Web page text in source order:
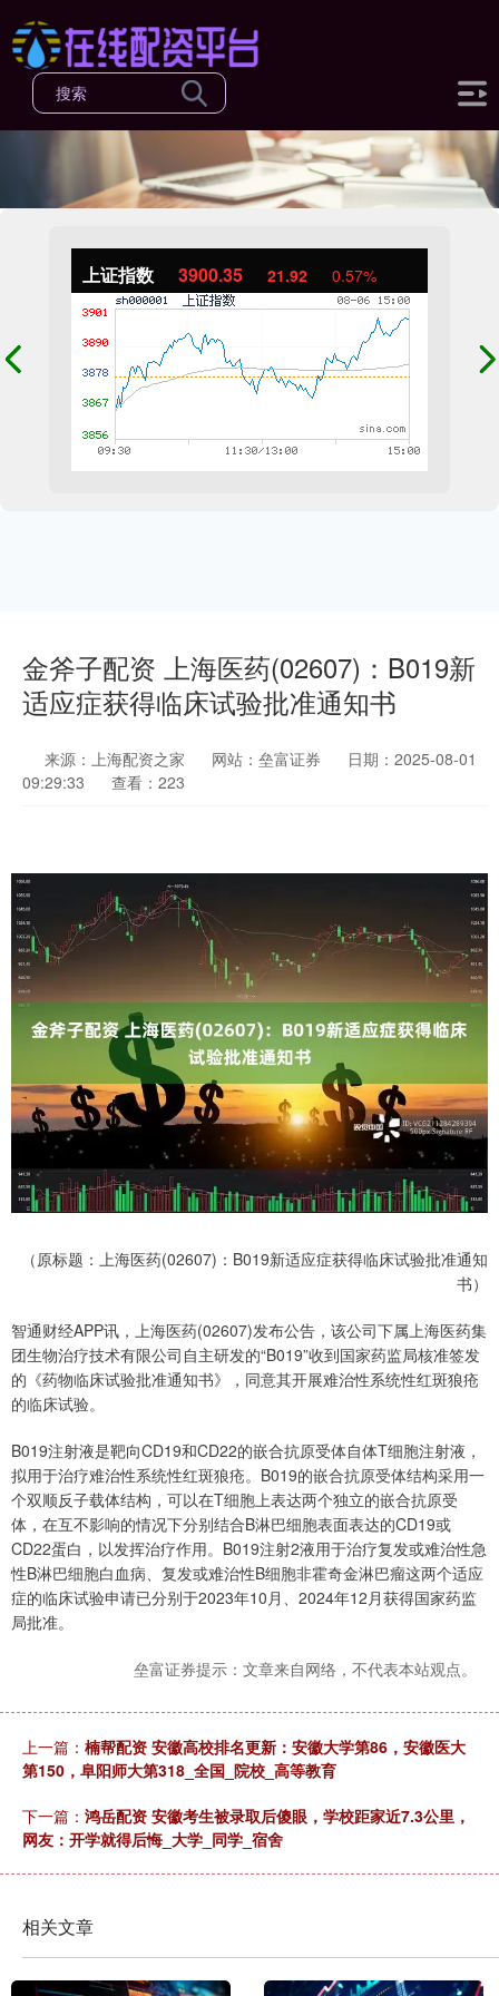
上证指数 3900.35 21.92 0.57%
金斧子配资 上海医药(02607)：B019新
适应症获得临床试验批准通知书
来源：上海配资之家 网站：垒富证券
日期：2025-08-01
09:29:33
查看：223
（原标题：上海医药(02607)：B019新适应症获得临床试验批准通知
书）
智通财经APP讯，上海医药(02607)发布公告，该公司下属上海医药集
团生物治疗技术有限公司自主研发的“B019”收到国家药监局核准签发
的《药物临床试验批准通知书》，同意其开展难治性系统性红斑狼疮
的临床试验。
B019注射液是靶向CD19和CD22的嵌合抗原受体自体T细胞注射液，
拟用于治疗难治性系统性红斑狼疮。B019的嵌合抗原受体结构采用一
个双顺反子载体结构，可以在T细胞上表达两个独立的嵌合抗原受
体，在互不影响的情况下分别结合B淋巴细胞表面表达的CD19或
CD22蛋白，以发挥治疗作用。B019注射2液用于治疗复发或难治性急
性B淋巴细胞白血病、复发或难治性B细胞非霍奇金淋巴瘤这两个适应
症的临床试验申请已分别于2023年10月、2024年12月获得国家药监
局批准。
垒富证券提示：文章来自网络，不代表本站观点。
上一篇： 楠帮配资 安徽高校排名更新：安徽大学第86，安徽医大
第150，阜阳师大第318_全国_院校_高等教育
下一篇： 鸿岳配资 安徽考生被录取后傻眼，学校距家近7.3公里，
网友：开学就得后悔_大学_同学_宿舍
相关文章